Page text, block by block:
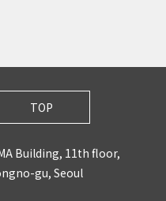
TOP
Building, 11th floor,
gu, Seoul